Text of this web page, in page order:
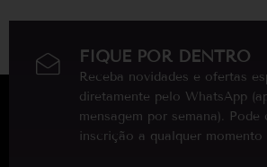
FIQUE POR DENTRO
Receba novidades e ofertas
diretamente pelo WhatsApp
mensagem por semana). Pode
inscrição a qualquer momento